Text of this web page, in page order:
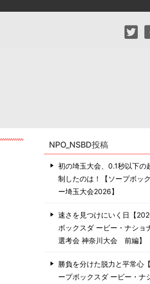
NPO_NSBD投稿
初の埼玉大会、0.1秒以下の
制したのは！【ソープボッ
ー埼玉大会2026】
速さを見つけにいく日【
ボックスダ ービー・ナショ
選考会 神奈川⼤会 前編】
勝負を分けた脱力と平常心
ープボックスダ ービー・ナ